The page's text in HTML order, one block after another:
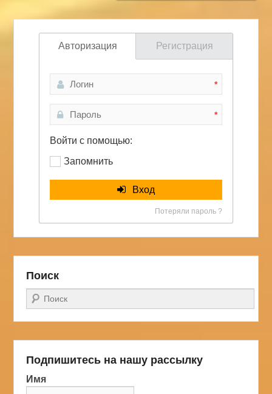
Авторизация Регистрация
*
*
Войти с помощью:
Запомнить
Вход
Потеряли пароль ?
Поиск
Поиск
Подпишитесь на нашу рассылку
Имя